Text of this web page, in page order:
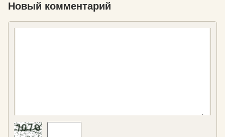
Новый комментарий